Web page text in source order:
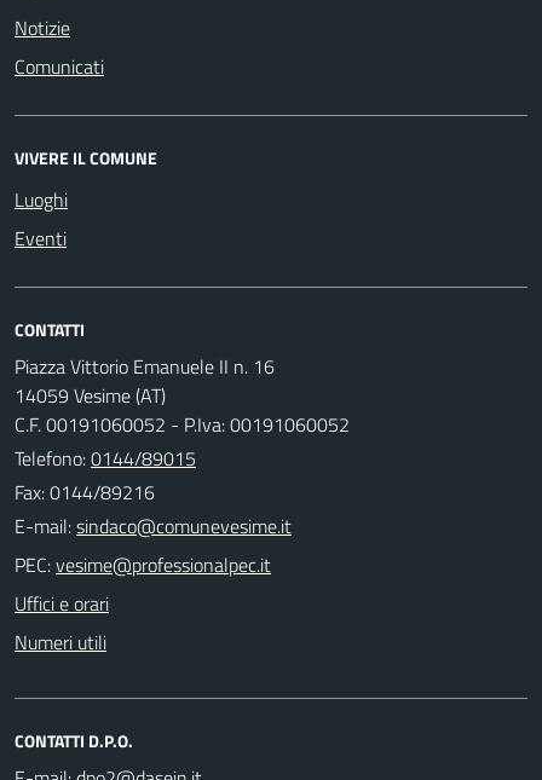
Notizie
Comunicati
VIVERE IL COMUNE
Luoghi
Eventi
CONTATTI
Piazza Vittorio Emanuele II n. 16
14059 Vesime (AT)
C.F. 00191060052 - P.Iva: 00191060052
Telefono:0144/89015
Fax: 0144/89216
E-mail:
PEC:
Uffici e orari
Numeri utili
CONTATTI D.P.O.